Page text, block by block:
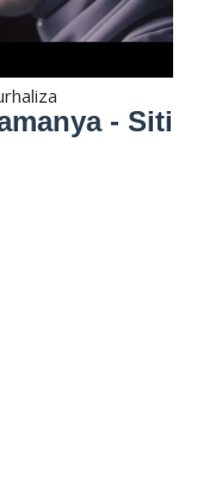
- Siti